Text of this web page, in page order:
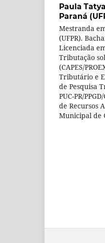
Paula
Paraná
Mestranda
(UFPR).
Licenciada
Tributação
(CAPES/
Tributário e
de Pesquisa
PUC-PR/
de Recursos
Municipal de